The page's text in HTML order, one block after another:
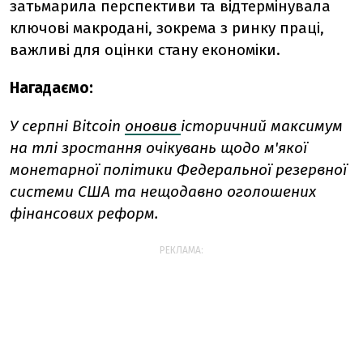
затьмарила перспективи та відтермінувала
ключові макродані, зокрема з ринку праці,
важливі для оцінки стану економіки.
Нагадаємо:
У серпні Bitcoin оновив історичний максимум
на тлі зростання очікувань щодо м'якої
монетарної політики Федеральної резервної
системи США та нещодавно оголошених
фінансових реформ.
РЕКЛАМА: